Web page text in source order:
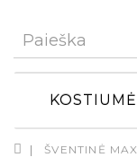
ŠVENTINĖ